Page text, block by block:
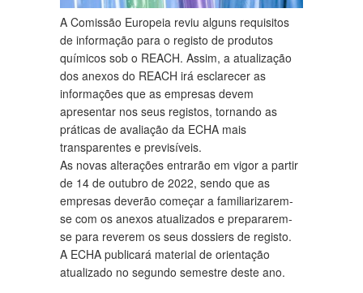
A Comissão Europeia reviu alguns requisitos
de informação para o registo de produtos
químicos sob o REACH. Assim, a atualização
dos anexos do REACH irá esclarecer as
informações que as empresas devem
apresentar nos seus registos, tornando as
práticas de avaliação da ECHA mais
transparentes e previsíveis.
As novas alterações entrarão em vigor a partir
de 14 de outubro de 2022, sendo que as
empresas deverão começar a familiarizarem-
se com os anexos atualizados e prepararem-
se para reverem os seus dossiers de registo.
A ECHA publicará material de orientação
atualizado no segundo semestre deste ano.